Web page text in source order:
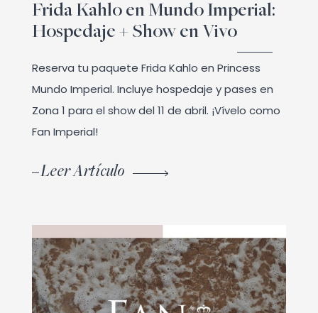
Frida Kahlo en Mundo Imperial:
Hospedaje + Show en Vivo
Reserva tu paquete Frida Kahlo en Princess
Mundo Imperial. Incluye hospedaje y pases en
Zona 1 para el show del 11 de abril. ¡Vívelo como
Fan Imperial!
Leer Artículo